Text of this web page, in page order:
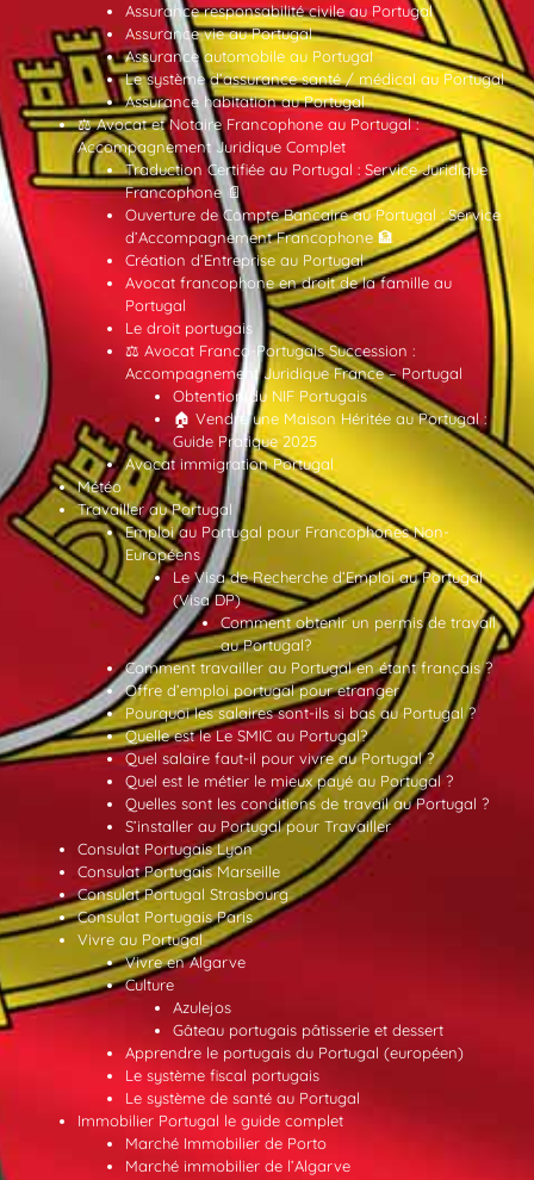
Assurance responsabilité civile au Portugal
Assurance vie au Portugal
Assurance automobile au Portugal
Le système d’assurance santé / médical au Portugal
Assurance habitation au Portugal
⚖️ Avocat et Notaire Francophone au Portugal :
Accompagnement Juridique Complet
Traduction Certifiée au Portugal : Service Juridique
Francophone 📄
Ouverture de Compte Bancaire au Portugal : Service
d’Accompagnement Francophone 🏦
Création d’Entreprise au Portugal
Avocat francophone en droit de la famille au
Portugal
Le droit portugais
⚖️ Avocat Franco-Portugais Succession :
Accompagnement Juridique France – Portugal
Obtention du NIF Portugais
🏠 Vendre une Maison Héritée au Portugal :
Guide Pratique 2025
Avocat immigration Portugal
Météo
Travailler au Portugal
Emploi au Portugal pour Francophones Non-
Européens
Le Visa de Recherche d’Emploi au Portugal
(Visa DP)
Comment obtenir un permis de travail
au Portugal?
Comment travailler au Portugal en étant français ?
Offre d’emploi portugal pour etranger
Pourquoi les salaires sont-ils si bas au Portugal ?
Quelle est le Le SMIC au Portugal?
Quel salaire faut-il pour vivre au Portugal ?
Quel est le métier le mieux payé au Portugal ?
Quelles sont les conditions de travail au Portugal ?
S’installer au Portugal pour Travailler
Consulat Portugais Lyon
Consulat Portugais Marseille
Consulat Portugal Strasbourg
Consulat Portugais Paris
Vivre au Portugal
Vivre en Algarve
Culture
Azulejos
Gâteau portugais pâtisserie et dessert
Apprendre le portugais du Portugal (européen)
Le système fiscal portugais
Le système de santé au Portugal
Immobilier Portugal le guide complet
Marché Immobilier de Porto
Marché immobilier de l’Algarve